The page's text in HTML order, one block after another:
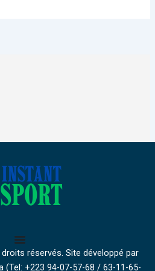
réservés. Site développé par
(Tel: +223 94-07-57-68 / 63-11-65-